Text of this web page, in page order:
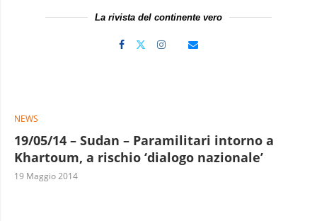
La rivista del continente vero
NEWS
19/05/14 – Sudan – Paramilitari intorno a
Khartoum, a rischio ‘dialogo nazionale’
19 Maggio 2014